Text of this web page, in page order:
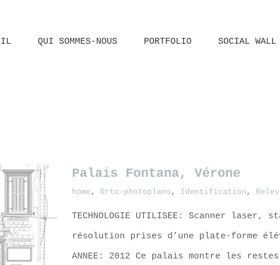
QUI SOMMES-NOUS PORTFOLIO SOCIAL WALL
Palais Fontana, Vérone
home , Orto-photoplans , Identification ,
TECHNOLOGIE UTILISEE: Scanner
résolution prises d’une plate-forme
ANNEE: 2012 Ce palais montre les